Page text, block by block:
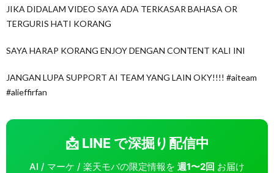
JIKA DIDALAM VIDEO SAYA ADA TERKASAR BAHASA OR
TERGURIS HATI KORANG
SAYA HARAP KORANG ENJOY DENGAN CONTENT KALI INI
JANGAN LUPA SUPPORT AI TEAM YANG LAIN OKY!!!! #aiteam
#alieffirfan
📩 LINE で深掘り配信中
AI / マーケ / 楽天モバの限定情報を 週1〜2回 お届け